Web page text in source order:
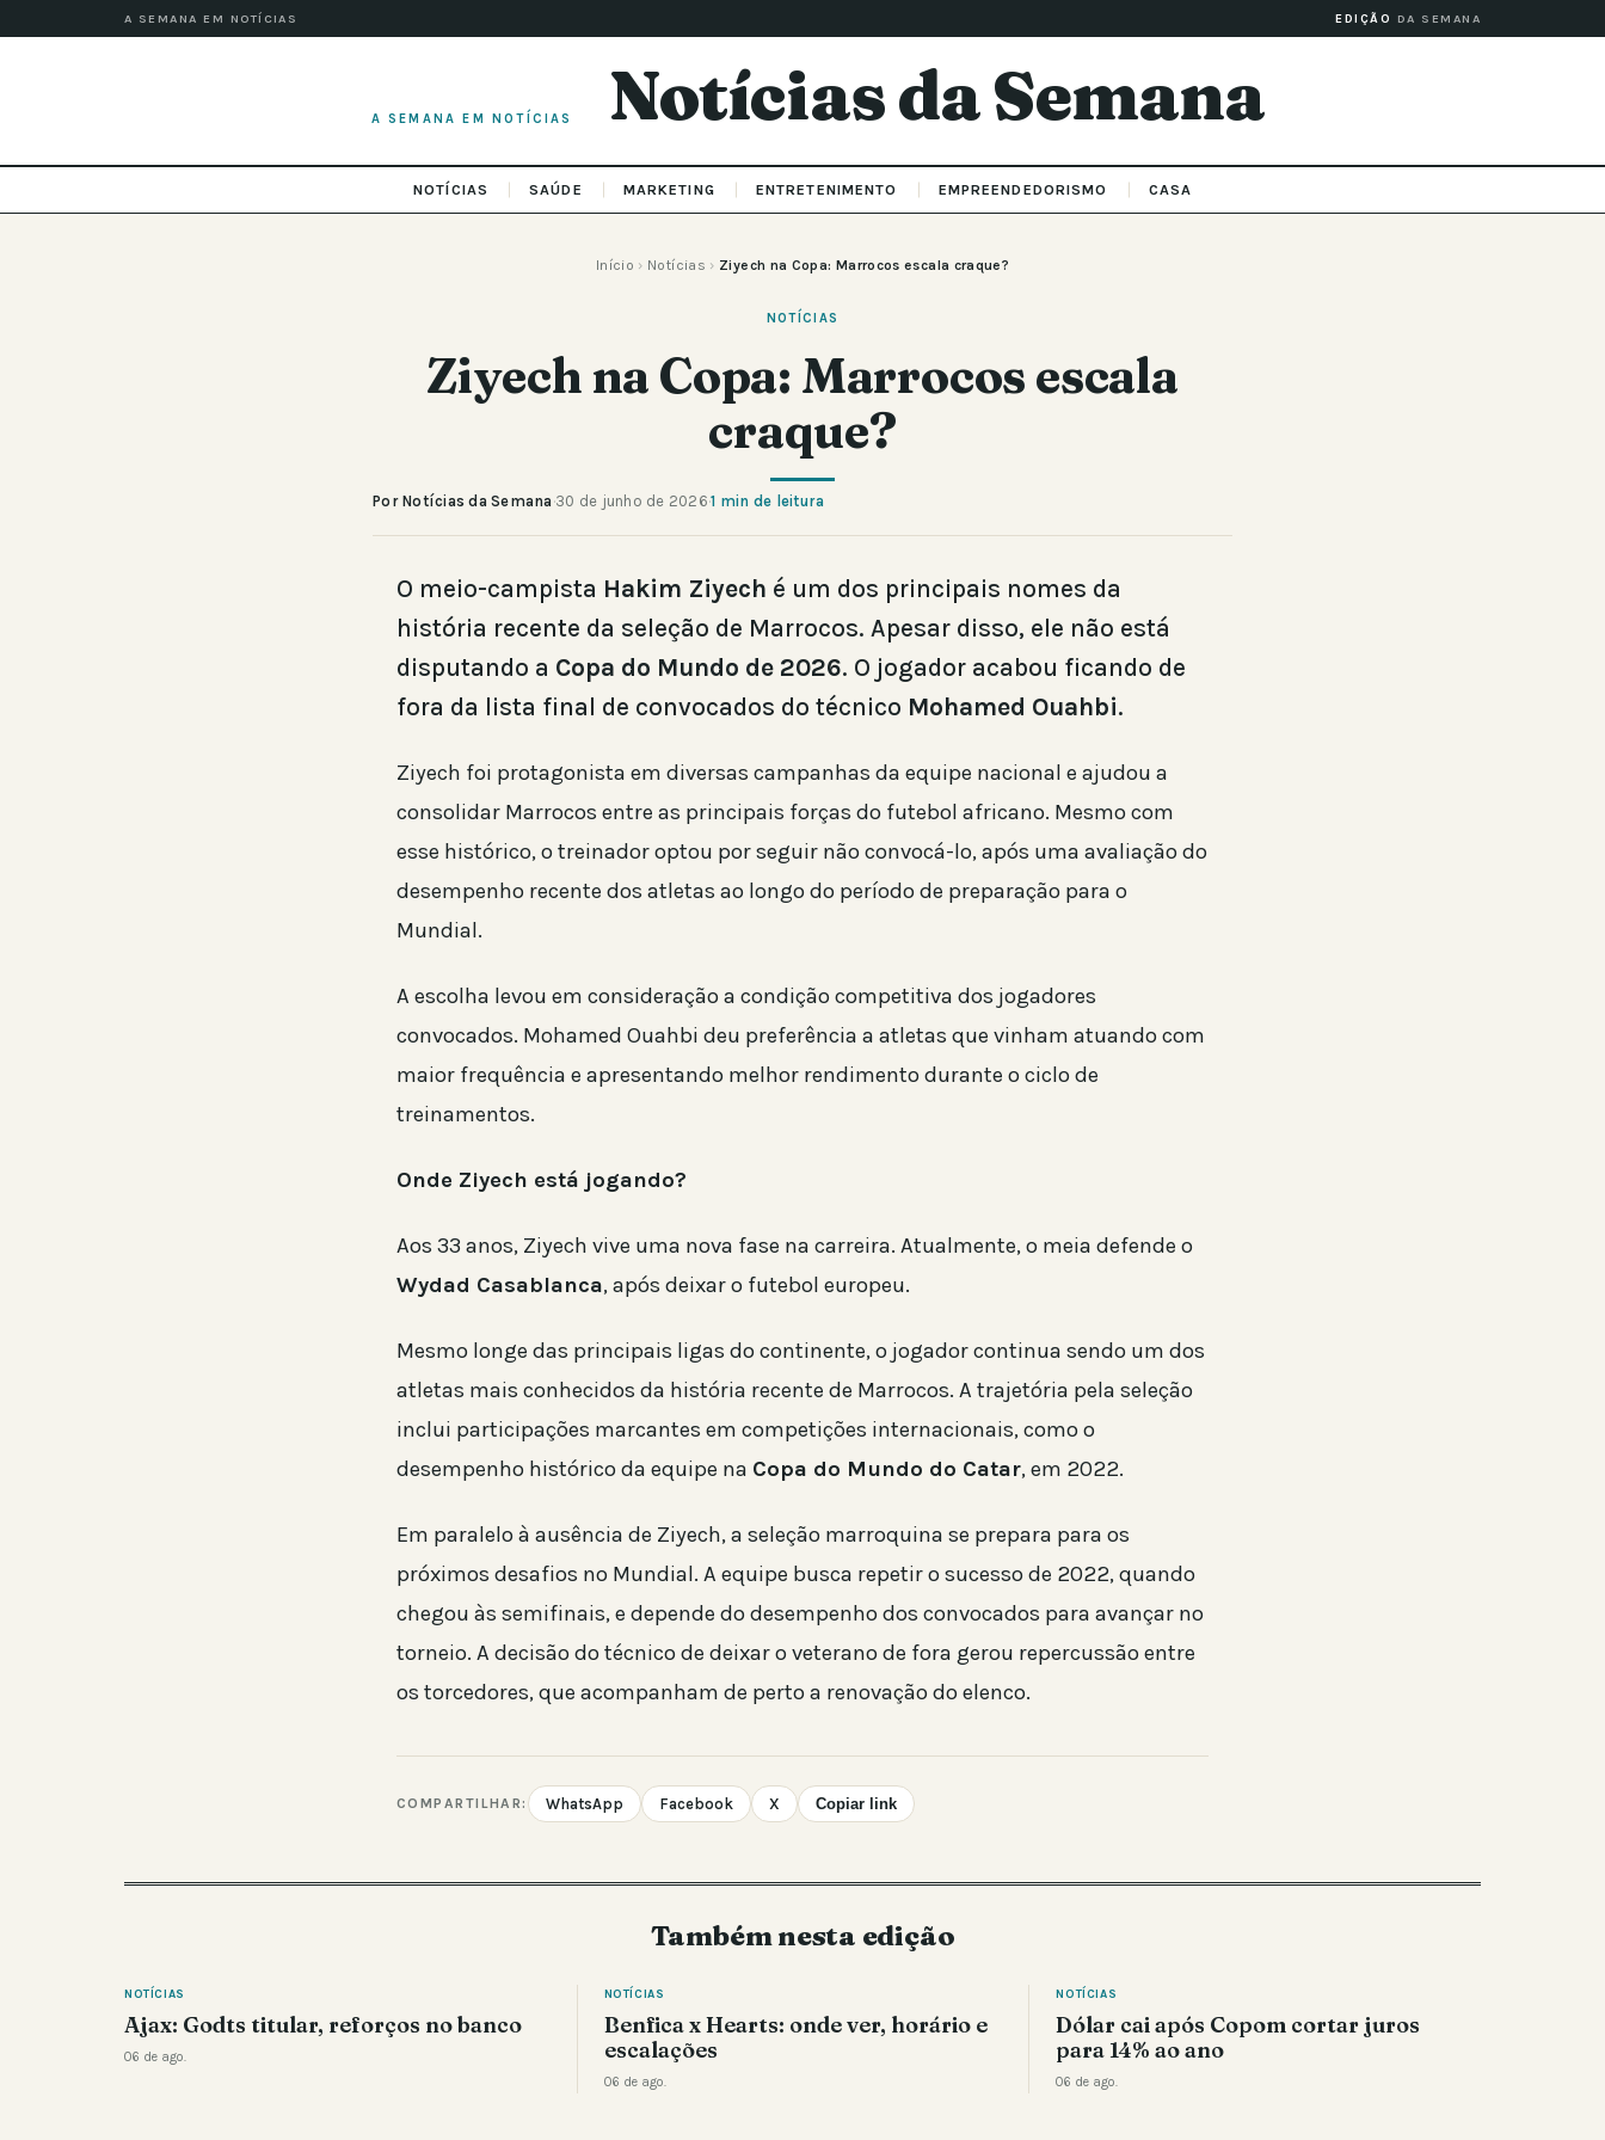
A SEMANA EM NOTÍCIAS EDIÇÃO DA SEMANA
A SEMANA EM NOTÍCIAS Notícias da Semana
NOTÍCIAS SAÚDE MARKETING ENTRETENIMENTO EMPREENDEDORISMO CASA
Início › Notícias › Ziyech na Copa: Marrocos escala craque?
NOTÍCIAS
Ziyech na Copa: Marrocos escala
craque?
Por Notícias da Semana ·30 de junho de 2026·1 min de leitura
O meio-campista Hakim Ziyech é um dos principais nomes da
história recente da seleção de Marrocos. Apesar disso, ele não está
disputando a Copa do Mundo de 2026. O jogador acabou ficando de
fora da lista final de convocados do técnico Mohamed Ouahbi.
Ziyech foi protagonista em diversas campanhas da equipe nacional e ajudou a
consolidar Marrocos entre as principais forças do futebol africano. Mesmo com
esse histórico, o treinador optou por seguir não convocá-lo, após uma avaliação do
desempenho recente dos atletas ao longo do período de preparação para o
Mundial.
A escolha levou em consideração a condição competitiva dos jogadores
convocados. Mohamed Ouahbi deu preferência a atletas que vinham atuando com
maior frequência e apresentando melhor rendimento durante o ciclo de
treinamentos.
Onde Ziyech está jogando?
Aos 33 anos, Ziyech vive uma nova fase na carreira. Atualmente, o meia defende o
Wydad Casablanca, após deixar o futebol europeu.
Mesmo longe das principais ligas do continente, o jogador continua sendo um dos
atletas mais conhecidos da história recente de Marrocos. A trajetória pela seleção
inclui participações marcantes em competições internacionais, como o
desempenho histórico da equipe na Copa do Mundo do Catar, em 2022.
Em paralelo à ausência de Ziyech, a seleção marroquina se prepara para os
próximos desafios no Mundial. A equipe busca repetir o sucesso de 2022, quando
chegou às semifinais, e depende do desempenho dos convocados para avançar no
torneio. A decisão do técnico de deixar o veterano de fora gerou repercussão entre
os torcedores, que acompanham de perto a renovação do elenco.
COMPARTILHAR: WhatsApp Facebook X Copiar link
Também nesta edição
NOTÍCIAS
Ajax: Godts titular, reforços no banco
06 de ago.
NOTÍCIAS
Benfica x Hearts: onde ver, horário e
escalações
06 de ago.
NOTÍCIAS
Dólar cai após Copom cortar juros
para 14% ao ano
06 de ago.